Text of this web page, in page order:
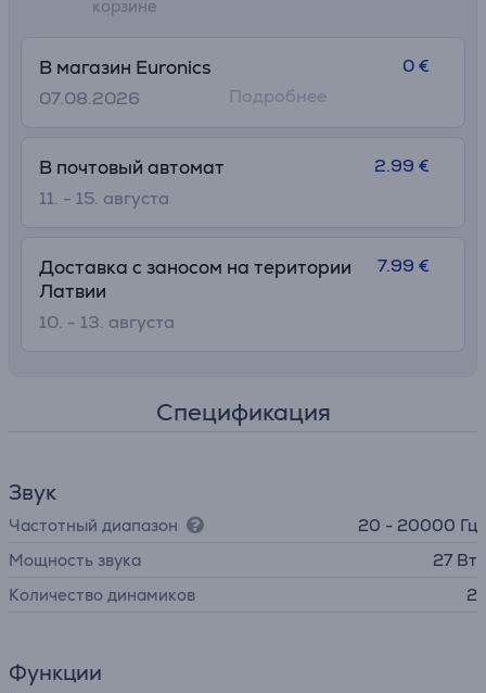
корзине
В магазин Euronics
07.08.2026
0 €
Подробнее
В почтовый автомат
11. - 15. августа
2.99 €
Доставка с заносом на територии
Латвии
10. - 13. августа
7.99 €
Спецификация
Звук
Частотный диапазон
20 - 20000 Гц
Мощность звука
27 Вт
Количество динамиков
2
Функции